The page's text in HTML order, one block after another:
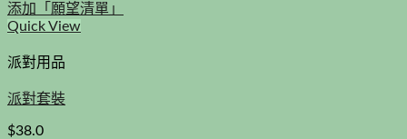
添加「願望清單」
Quick View
派對用品
派對套裝
$38.0